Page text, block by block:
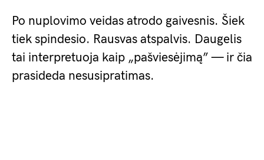
Po nuplovimo veidas atrodo gaivesnis. Šiek
tiek spindesio. Rausvas atspalvis. Daugelis
tai interpretuoja kaip „pašviesėjimą” — ir čia
prasideda nesusipratimas.